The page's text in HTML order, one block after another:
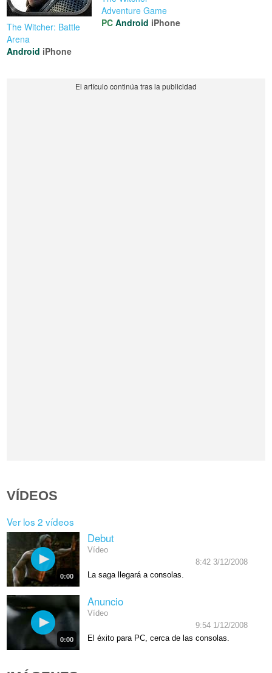
The Witcher: Battle
Arena
Android iPhone
Adventure Game
PC Android iPhone
VÍDEOS
Ver los 2 vídeos
0:00
Debut
Vídeo
8:42 3/12/2008
La saga llegará a consolas.
0:00
Anuncio
Vídeo
9:54 1/12/2008
El éxito para PC, cerca de las consolas.